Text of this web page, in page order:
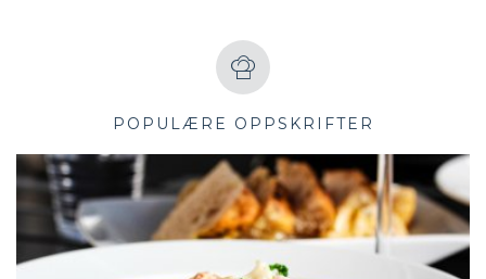
POPULÆRE OPPSKRIFTER